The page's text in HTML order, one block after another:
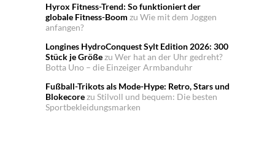
Hyrox Fitness-Trend: So funktioniert der
globale Fitness-Boom zu Wie mit dem Joggen
anfangen?
Longines HydroConquest Sylt Edition 2026: 300
Stück je Größezu Wer hat an der Uhr gedreht?
Botta Uno – die Einzeiger Armbanduhr
Fußball-Trikots als Mode-Hype: Retro, Stars und
Blokecorezu Stilvoll und bequem: Die besten
Sportbekleidungsmarken